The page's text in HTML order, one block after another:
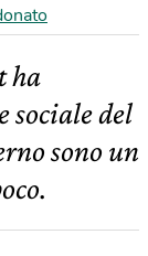
ha
sociale del
sono un